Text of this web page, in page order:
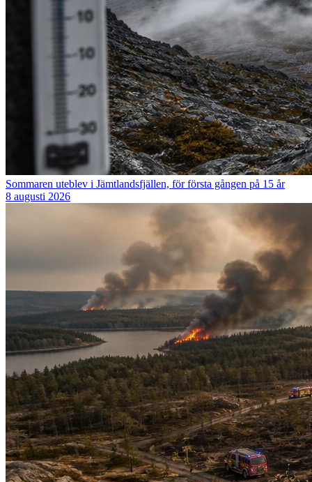
Sommaren uteblev i Jämtlandsfjällen, för första gången på 15 år
8 augusti 2026